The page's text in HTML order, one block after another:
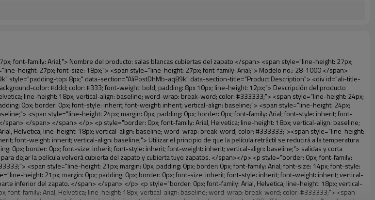
height: 20px; margin: 0px; padding: 0px; border: 0px; font-family: Arial; font-size: 14px; font-style: inherit; font-weight: inherit; vertical-align: baseline;"><span style="line-height: 24px; margin: 0px; padding: 0px; border: 0px; font-style: inherit; font-weight: inherit; vertical-align: baseline; color: black;"><span style="line-height: 21px; margin: 0px; padding: 0px; border: 0px; font-style: inherit; font-weight: inherit; vertical-align: baseline;"><span style="line-height: 21px; margin: 0px; padding: 0px; border: 0px; font-style: inherit; font-weight: inherit; vertical-align: baseline;">1</span></span><span style="line-height: 27px; margin: 0px; padding: 0px; border: 0px; font-style: inherit; font-weight: inherit; vertical-align: baseline;"><span style="line-height: 21px; margin: 0px; padding: 0px; border: 0px; font-style: inherit; font-weight: inherit; vertical-align: baseline;">. Gran capacidad, un rollo de película puede hacer 1000 unids (500 pares) cubierta del zapato</span></span></span></span></p> <p style="border: 0px; font-family: Arial, Helvetica; line-height: 18px; vertical-align: baseline; word-wrap: break-word; color: #333333;"><span style="line-height: 21px; font-size: 14px;">&nbsp;</span></p> <p style="border: 0px; font-family: Arial, Helvetica; line-height: 18px; vertical-align: baseline; word-wrap: break-word; color: #333333;"><span style="line-height: 21px; margin: 0px; padding: 0px; border: 0px; font-family: Arial; font-size: 14px; font-style: inherit; font-weight: inherit; vertical-align: baseline;"><span style="line-height: 21px; margin: 0px; padding: 0px; border: 0px; font-style: inherit; font-weight: inherit; vertical-align: baseline; color: black;">2. Durable cubierta del zapato, el espesor es 28&mu;m, es cerca de tres veces de la cubierta del zapato tradicional</span></span></p> <p style="border: 0px; font-family: Arial, Helvetica; line-height: 18px; vertical-align: baseline; word-wrap: break-word; color: #333333;"><span style="line-height: 21px; font-size: 14px;">&nbsp;</span></p> <p style="border: 0px; font-family: Arial, Helvetica; line-height: 18px; vertical-align: baseline; word-wrap: break-word; color: #333333;"><span style="line-height: 21px; margin: 0px; padding: 0px; border: 0px; font-family: Arial; font-size: 14px; font-style: inherit; font-weight: inherit; vertical-align: baseline;"><span style="line-height: 21px; margin: 0px; padding: 0px; border: 0px; font-style: inherit; font-weight: inherit; vertical-align: baseline; color: black;">3. Rentable</span></span></p> <p style="border: 0px; font-family: Arial, Helvetica; line-height: 18px; vertical-align: baseline; word-wrap: break-word; color: #333333;"><span style="line-height: 21px; font-size: 14px;">&nbsp;</span></p> <p style="border: 0px; font-family: Arial, Helvetica; line-height: 18px; vertical-align: baseline; word-wrap: break-word; color: #333333;"><span style="line-height: 21px; margin: 0px; padding: 0px; border: 0px; font-family: Arial; font-size: 14px; font-style: inherit; font-weight: inherit; vertical-align: baseline;"><span style="line-height: 21px; margin: 0px; padding: 0px; border: 0px; font-style: inherit; font-weight: inherit; vertical-align: baseline; color: black;">4. Ambiental</span></span></p> <p style="border: 0px; font-family: Arial, Helvetica; line-height: 18px; vertical-align: baseline; word-wrap: break-word; color: #333333;"><span style="line-height: 21px; font-size: 14px;">&nbsp;</span></p> <p style="border: 0px; font-family: Arial, Helvetica; line-height: 18px; vertical-align: baseline; word-wrap: break-word; color: #333333;"><span style="line-height: 21px; margin: 0px; padding: 0px; border: 0px; font-family: Arial; font-size: 14px; font-style: inherit; font-weight: inherit; vertical-align: baseline;"><span style="line-height: 21px; margin: 0px; padding: 0px; border: 0px; font-style: inherit; font-weight: inherit; vertical-align: baseline; color: black;">5. Cómodo de llevar, puede caber para diferentes tamaños de zapatos</span></span></p> <p style="border: 0px; font-family: Arial, Helvetica; line-height: 18px; vertical-align: baseline; word-wrap: break-word; color: #333333;">&nbsp;</p> <p style="border: 0px; font-family: Arial, Helvetica; line-height: 18px; vertical-align: baseline; word-wrap: break-word; color: #333333;"> <span style="line-height: 18px; margin: 0px; padding: 0px; border: 0px; font-size: 16px; font-style: inherit; font-weight: bold; vertical-align: baseline; color: #000000; background-color: #00ccff;"> <span style="line-height: 24px; margin: 0px; padding: 0px; border: 0px; font-style: inherit; font-weight: inherit; vertical-align: baseline;"> <span style="line-height: 24px; margin: 0px; padding: 0px; border: 0px; font-style: inherit; font-weight: inherit; vertical-align: baseline;"> Ámbito de aplicación para cubierta dispenser: </span> </span> </span> </p> <p style="border: 0px; font-family: Arial, Helvetica; line-height: 18px; vertical-align: baseline; word-wrap: break-word; color: #333333;"><br> <span style="line-height: 18px; margin: 0px; padding: 0px; border: 0px; font-size: 14px; font-style: inherit; font-weight: inherit; vertical-align: baseline; color: #000000;"> <span style="line-height: 21px; margin: 0px; padding: 0px; border: 0px; font-style: inherit; font-weight: inherit; vertical-align: baseline;"> <span style="line-height: 21px; margin: 0px; padding: 0px; border: 0px; font-style: inherit; font-weight: bold; vertical-align: